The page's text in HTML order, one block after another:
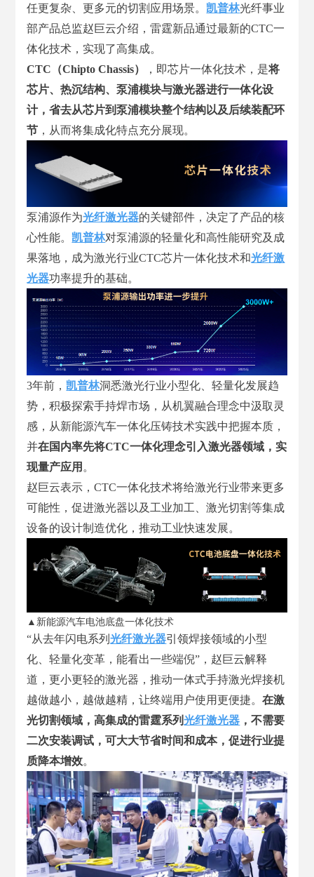
任更复杂、更多元的切割应用场景。 凯普林光纤事业
部产品总监赵巨云介绍，雷霆新品通过最新的CTC一
体化技术，实现了高集成。
CTC（Chipto Chassis）
，即芯片一体化技术，是将
芯片、热沉结构、泵浦模块与激光器进行一体化设
计，省去从芯片到泵浦模块整个结构以及后续装配环
节 ，从而将集成化特点充分展现。
泵浦源作为光纤激光器的关键部件，决定了产品的核
心性能。 凯普林对泵浦源的轻量化和高性能研究及成
果落地，成为激光行业CTC芯片一体化技术和光纤激
光器功率提升的基础。
3年前， 凯普林洞悉激光行业小型化、轻量化发展趋
势，积极探索手持焊市场，从机翼融合理念中汲取灵
感，从新能源汽车一体化压铸技术实践中把握本质，
并在国内率先将CTC一体化理念引入激光器领域，实
现量产应用 。
赵巨云表示，CTC一体化技术将给激光行业带来更多
可能性，促进激光器以及工业加工、激光切割等集成
设备的设计制造优化，推动工业快速发展。
▲新能源汽车电池底盘一体化技术
“从去年闪电系列光纤激光器引领焊接领域的小型
化、轻量化变革，能看出一些端倪”，赵巨云解释
道，更小更轻的激光器，推动一体式手持激光焊接机
越做越小，越做越精，让终端用户使用更便捷。在激
光切割领域，高集成的雷霆系列光纤激光器 ，不需要
二次安装调试，可大大节省时间和成本，促进行业提
质降本增效。